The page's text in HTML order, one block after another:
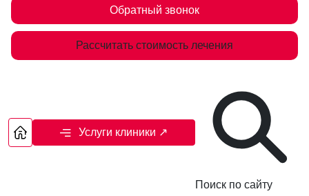
Обратный звонок
Рассчитать стоимость лечения
Услуги клиники ↗
Поиск по сайту